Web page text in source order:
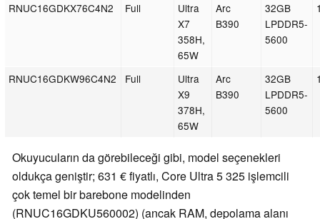
RNUC16GDKX76C4N2 Full
Ultra
X7
358H,
65W
Arc
B390
32GB
LPDDR5-
5600
RNUC16GDKW96C4N2 Full
Ultra
X9
378H,
65W
Arc
B390
32GB
LPDDR5-
5600
Okuyucuların da görebileceği gibi, model seçenekleri
oldukça geniştir; 631 € fiyatlı, Core Ultra 5 325 işlemcili
çok temel bir barebone modelinden
(RNUC16GDKU560002) (ancak RAM, depolama alanı